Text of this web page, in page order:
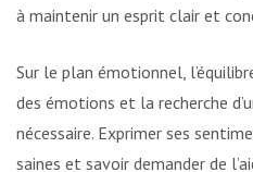
à maintenir un esprit clair et
Sur le plan émotionnel,
des émotions et la recherche
nécessaire. Exprimer ses
saines et savoir demander de